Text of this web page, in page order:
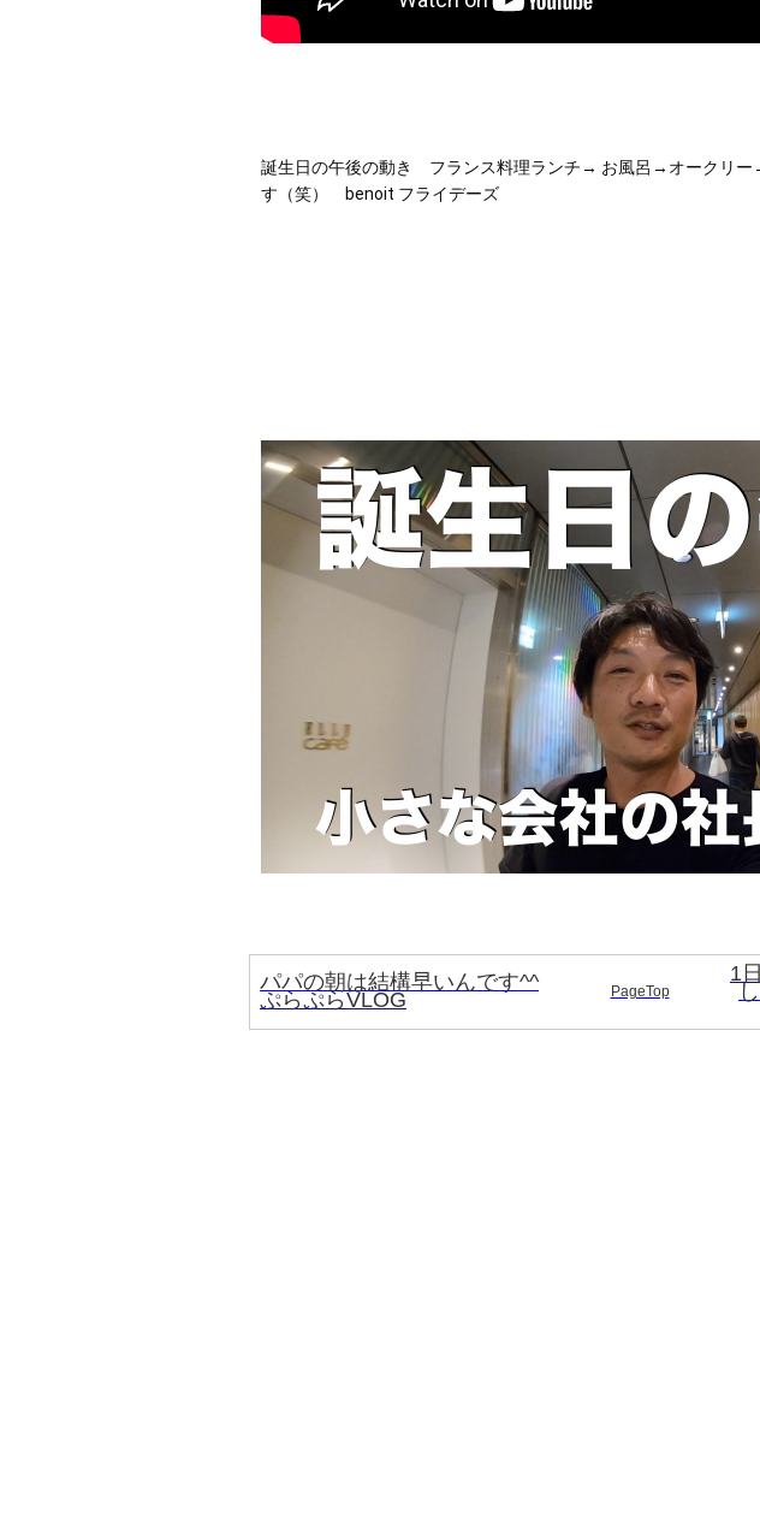
誕生日の午後の動き　フランス料理ランチ→ お風呂→オークリ
す（笑）　benoit フライデーズ
パパの朝は結構早いんです^^
ぷらぷらVLOG PageTop
1